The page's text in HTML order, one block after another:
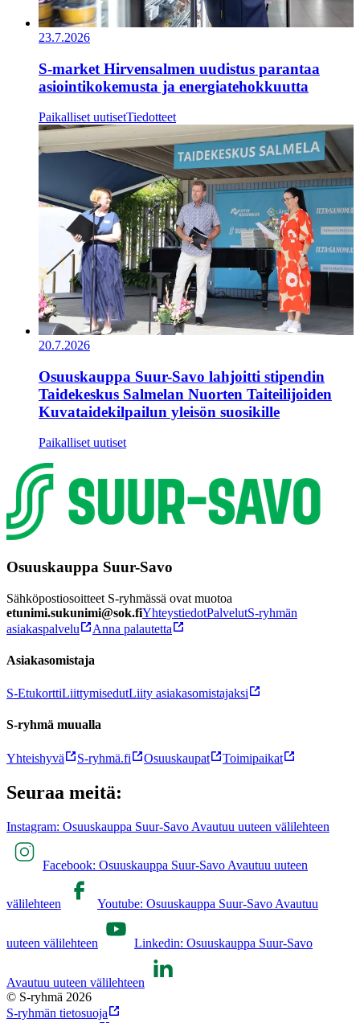
23.7.2026
S-market Hirvensalmen uudistus parantaa
asiointikokemusta ja energiatehokkuutta
Paikalliset uutisetTiedotteet
20.7.2026
Osuuskauppa Suur-Savo lahjoitti stipendin
Taidekeskus Salmelan Nuorten Taiteilijoiden
Kuvataidekilpailun yleisön suosikille
Paikalliset uutiset
Osuuskauppa Suur-Savo
Sähköpostiosoitteet S-ryhmässä ovat muotoa
etunimi.sukunimi@sok.fiYhteystiedotPalvelutS-ryhmän
asiakaspalvelu
Anna palautetta
Asiakasomistaja
S-EtukorttiLiittymisedutLiity asiakasomistajaksi
S-ryhmä muualla
Yhteishyvä S-ryhmä.fi Osuuskaupat Toimipaikat
Seuraa meitä:
Instagram: Osuuskauppa Suur-Savo Avautuu uuteen välilehteen
Facebook: Osuuskauppa Suur-Savo Avautuu uuteen
välilehteen Youtube: Osuuskauppa Suur-Savo Avautuu
uuteen välilehteen Linkedin: Osuuskauppa Suur-Savo
Avautuu uuteen välilehteen
© S-ryhmä 2026
S-ryhmän tietosuoja